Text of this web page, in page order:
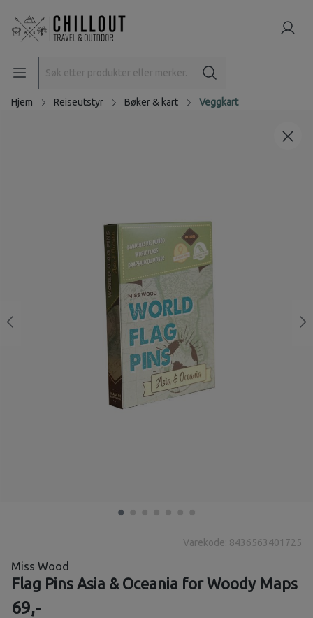
Hjem Reiseutstyr Bøker & kart Veggkart
Varekode: 8436563401725
Miss Wood
Flag Pins Asia & Oceania for Woody Maps
69,-